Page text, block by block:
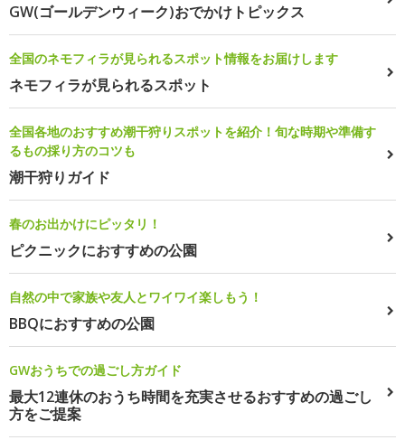
GW(ゴールデンウィーク)おでかけトピックス
全国のネモフィラが見られるスポット情報をお届けします
ネモフィラが見られるスポット
全国各地のおすすめ潮干狩りスポットを紹介！旬な時期や準備す
るもの採り方のコツも
潮干狩りガイド
春のお出かけにピッタリ！
ピクニックにおすすめの公園
自然の中で家族や友人とワイワイ楽しもう！
BBQにおすすめの公園
GWおうちでの過ごし方ガイド
最大12連休のおうち時間を充実させるおすすめの過ごし
方をご提案